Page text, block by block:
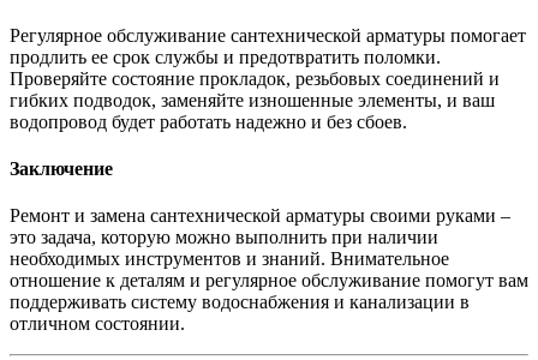
Регулярное обслуживание сантехнической арматуры помогает
продлить ее срок службы и предотвратить поломки.
Проверяйте состояние прокладок, резьбовых соединений и
гибких подводок, заменяйте изношенные элементы, и ваш
водопровод будет работать надежно и без сбоев.
Заключение
Ремонт и замена сантехнической арматуры своими руками –
это задача, которую можно выполнить при наличии
необходимых инструментов и знаний. Внимательное
отношение к деталям и регулярное обслуживание помогут вам
поддерживать систему водоснабжения и канализации в
отличном состоянии.